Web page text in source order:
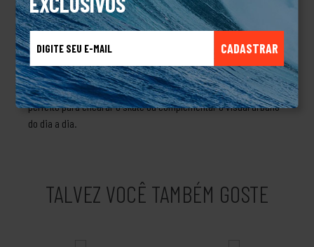
CADASTRAR
com tecnologia de absorção de impacto – Proporciona conforto
duradouro e proteção contra impactos durante a caminhada ou
prática de skate.Detalhes exclusivos – Bordado exclusivo da
marca, que confere um acabamento sofisticado e eleva o
design do tênis.Tênis Tesla Hertz White Art é ideal para quem
não abre mão de um calçado estiloso, resistente e funcional,
perfeito para encarar o skate ou complementar o visual urbano
do dia a dia.
TALVEZ VOCÊ TAMBÉM GOSTE